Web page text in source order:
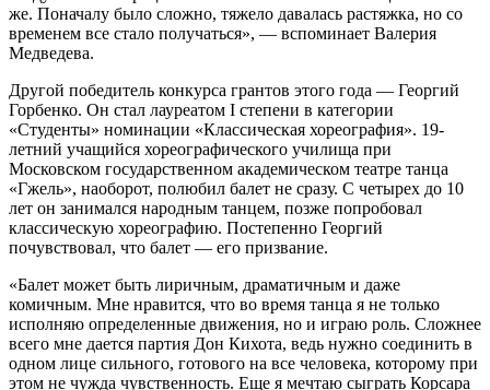
же. Поначалу было сложно, тяжело давалась растяжка, но со
временем все стало получаться», — вспоминает Валерия
Медведева.
Другой победитель конкурса грантов этого года — Георгий
Горбенко. Он стал лауреатом I степени в категории
«Студенты» номинации «Классическая хореография». 19-
летний учащийся хореографического училища при
Московском государственном академическом театре танца
«Гжель», наоборот, полюбил балет не сразу. С четырех до 10
лет он занимался народным танцем, позже попробовал
классическую хореографию. Постепенно Георгий
почувствовал, что балет — его призвание.
«Балет может быть лиричным, драматичным и даже
комичным. Мне нравится, что во время танца я не только
исполняю определенные движения, но и играю роль. Сложнее
всего мне дается партия Дон Кихота, ведь нужно соединить в
одном лице сильного, готового на все человека, которому при
этом не чужда чувственность. Еще я мечтаю сыграть Корсара